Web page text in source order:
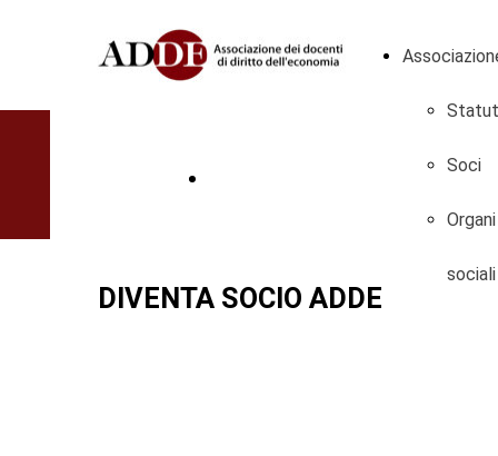
Soci
Organi
sociali
DIVENTA SOCIO ADDE